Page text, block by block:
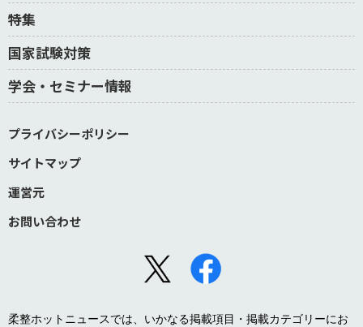
特集
国家試験対策
学会・セミナー情報
プライバシーポリシー
サイトマップ
運営元
お問い合わせ
柔整ホットニュースでは、いかなる掲載項目・掲載カテゴリーにお